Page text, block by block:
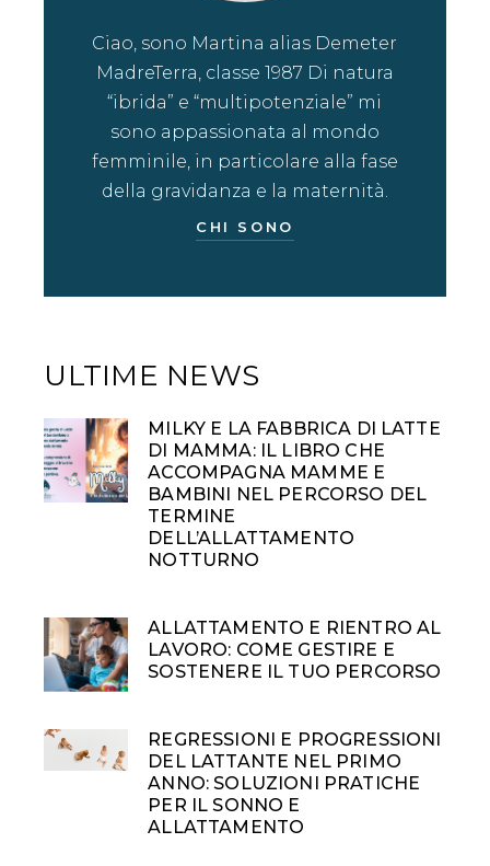
Ciao, sono Martina alias Demeter
MadreTerra, classe 1987 Di natura
“ibrida” e “multipotenziale” mi
sono appassionata al mondo
femminile, in particolare alla fase
della gravidanza e la maternità.
CHI SONO
ULTIME NEWS
MILKY E LA FABBRICA DI LATTE
DI MAMMA: IL LIBRO CHE
ACCOMPAGNA MAMME E
BAMBINI NEL PERCORSO DEL
TERMINE
DELL’ALLATTAMENTO
NOTTURNO
ALLATTAMENTO E RIENTRO AL
LAVORO: COME GESTIRE E
SOSTENERE IL TUO PERCORSO
REGRESSIONI E PROGRESSIONI
DEL LATTANTE NEL PRIMO
ANNO: SOLUZIONI PRATICHE
PER IL SONNO E
ALLATTAMENTO